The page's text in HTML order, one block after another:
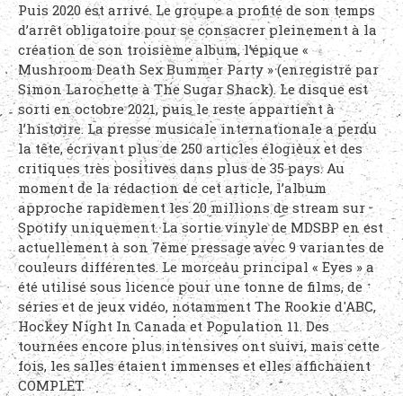
Puis 2020 est arrivé. Le groupe a profité de son temps
d’arrêt obligatoire pour se consacrer pleinement à la
création de son troisième album, l’épique «
Mushroom Death Sex Bummer Party » (enregistré par
Simon Larochette à The Sugar Shack). Le disque est
sorti en octobre 2021, puis le reste appartient à
l’histoire. La presse musicale internationale a perdu
la tête, écrivant plus de 250 articles élogieux et des
critiques très positives dans plus de 35 pays. Au
moment de la rédaction de cet article, l’album
approche rapidement les 20 millions de stream sur
Spotify uniquement. La sortie vinyle de MDSBP en est
actuellement à son 7ème pressage avec 9 variantes de
couleurs différentes. Le morceau principal « Eyes » a
été utilisé sous licence pour une tonne de films, de
séries et de jeux vidéo, notamment The Rookie d'ABC,
Hockey Night In Canada et Population 11. Des
tournées encore plus intensives ont suivi, mais cette
fois, les salles étaient immenses et elles affichaient
COMPLET.